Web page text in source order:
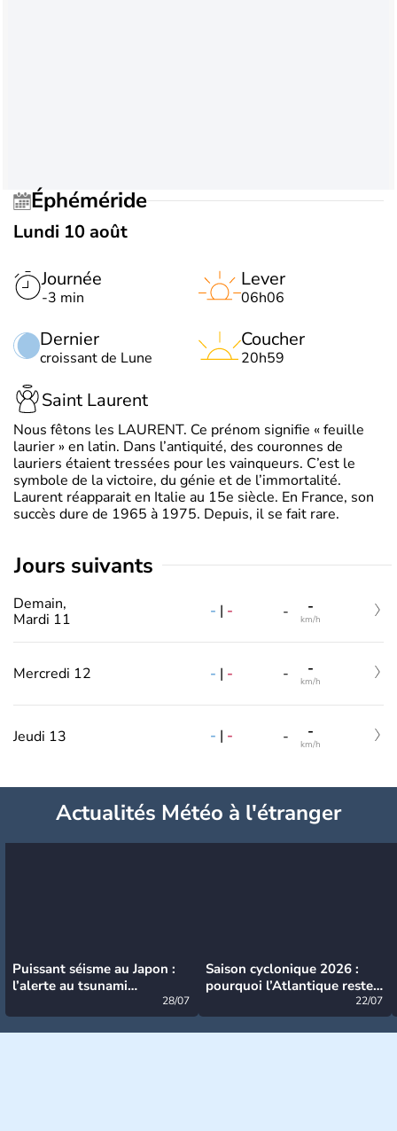
Éphéméride
Lundi 10 août
Journée
-3 min
Dernier
croissant de Lune
Lever
06h06
Coucher
20h59
Saint Laurent
Nous fêtons les LAURENT. Ce prénom signifie « feuille
laurier » en latin. Dans l’antiquité, des couronnes de
lauriers étaient tressées pour les vainqueurs. C’est le
symbole de la victoire, du génie et de l’immortalité.
Laurent réapparait en Italie au 15e siècle. En France, son
succès dure de 1965 à 1975. Depuis, il se fait rare.
jours suivants
Demain,
Mardi 11
- | - - -
km/h
Mercredi 12 - | - - -
km/h
Jeudi 13 - | - - -
km/h
Actualités Météo à l'étranger
Puissant séisme au Japon :
l’alerte au tsunami
28/07
Saison cyclonique 2026 :
pourquoi l’Atlantique reste
22/07